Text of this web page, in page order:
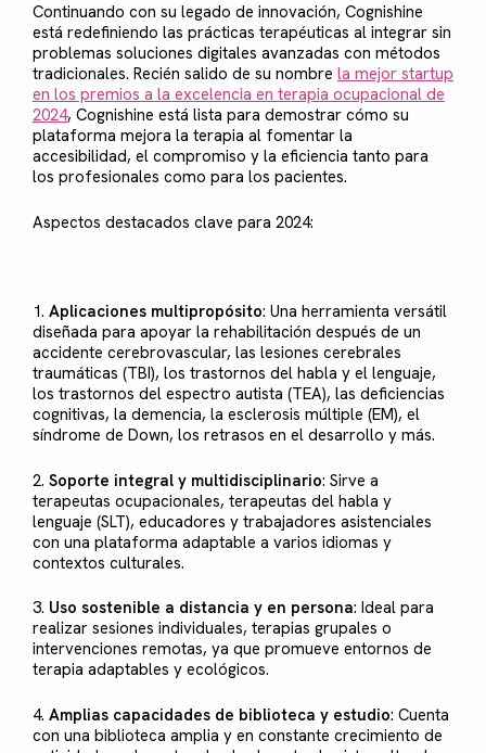
Continuando con su legado de innovación, Cognishine
está redefiniendo las prácticas terapéuticas al integrar sin
problemas soluciones digitales avanzadas con métodos
tradicionales. Recién salido de su nombre la mejor startup
en los premios a la excelencia en terapia ocupacional de
2024, Cognishine está lista para demostrar cómo su
plataforma mejora la terapia al fomentar la
accesibilidad, el compromiso y la eficiencia tanto para
los profesionales como para los pacientes.
Aspectos destacados clave para 2024:
1. Aplicaciones multipropósito: Una herramienta versátil
diseñada para apoyar la rehabilitación después de un
accidente cerebrovascular, las lesiones cerebrales
traumáticas (TBI), los trastornos del habla y el lenguaje,
los trastornos del espectro autista (TEA), las deficiencias
cognitivas, la demencia, la esclerosis múltiple (EM), el
síndrome de Down, los retrasos en el desarrollo y más.
2. Soporte integral y multidisciplinario: Sirve a
terapeutas ocupacionales, terapeutas del habla y
lenguaje (SLT), educadores y trabajadores asistenciales
con una plataforma adaptable a varios idiomas y
contextos culturales.
3. Uso sostenible a distancia y en persona: Ideal para
realizar sesiones individuales, terapias grupales o
intervenciones remotas, ya que promueve entornos de
terapia adaptables y ecológicos.
4. Amplias capacidades de biblioteca y estudio: Cuenta
con una biblioteca amplia y en constante crecimiento de